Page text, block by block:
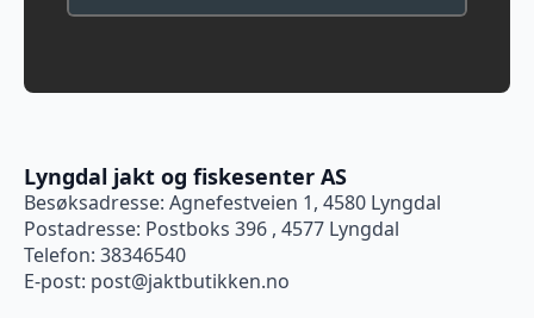
Lyngdal jakt og fiskesenter AS
Besøksadresse: Agnefestveien 1, 4580 Lyngdal
Postadresse: Postboks 396 , 4577 Lyngdal
Telefon: 38346540
E-post: post@jaktbutikken.no